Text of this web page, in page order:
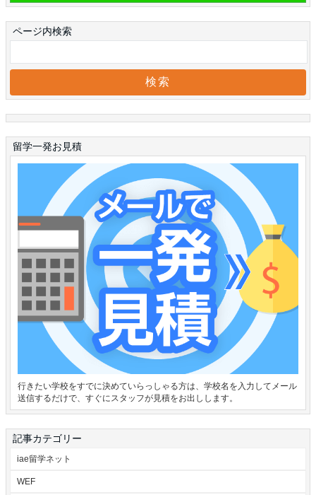
ページ内検索
留学一発お見積
行きたい学校をすでに決めていらっしゃる方は、学校名を入力してメール
送信するだけで、すぐにスタッフが見積をお出しします。
記事カテゴリー
iae留学ネット
WEF